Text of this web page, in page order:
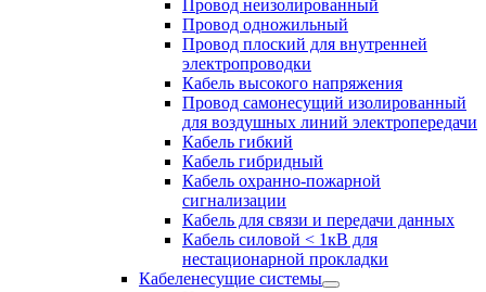
Провод неизолированный
Провод одножильный
Провод плоский для внутренней
электропроводки
Кабель высокого напряжения
Провод самонесущий изолированный
для воздушных линий электропередачи
Кабель гибкий
Кабель гибридный
Кабель охранно-пожарной
сигнализации
Кабель для связи и передачи данных
Кабель силовой < 1кВ для
нестационарной прокладки
Кабеленесущие системы